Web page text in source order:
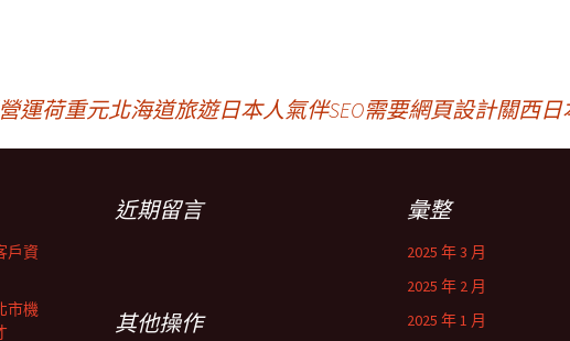
運荷重元北海道旅遊日本人氣伴SEO需要網頁設計關西
戶資
市機
近期留言 彙整
2025 年 3 月
2025 年 2 月
2025 年 1 月
其他操作